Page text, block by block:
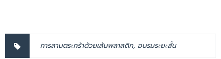
การสานตระกร้าด้วยเส้นพลาสติก, อบรมระยะสั้น